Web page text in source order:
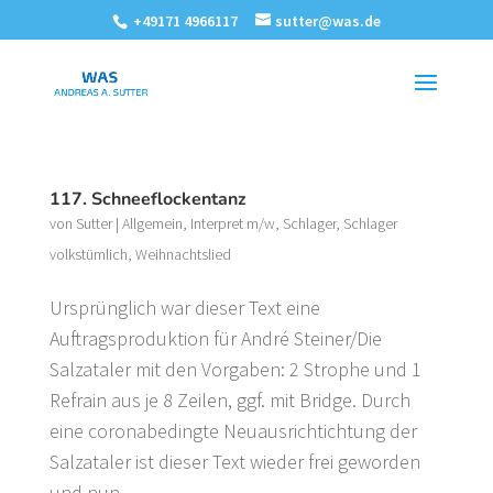
+49171 4966117 sutter@was.de
117. Schneeflockentanz
von Sutter| Allgemein, Interpret m/w, Schlager, Schlager
volkstümlich, Weihnachtslied
Ursprünglich war dieser Text eine
Auftragsproduktion für André Steiner/Die
Salzataler mit den Vorgaben: 2 Strophe und 1
Refrain aus je 8 Zeilen, ggf. mit Bridge. Durch
eine coronabedingte Neuausrichtichtung der
Salzataler ist dieser Text wieder frei geworden